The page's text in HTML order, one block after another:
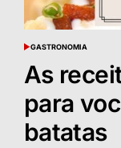
POSTED
GASTRONOMIA
As
para
batatas